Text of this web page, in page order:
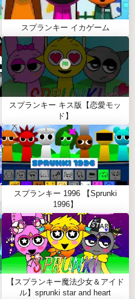
スプランキー イカゲーム
スプランキー キス版【恋愛モッ
ド】
スプランキー 1996 【Sprunki
1996】
【スプランキー魔法少女＆アイド
ル】sprunki star and heart